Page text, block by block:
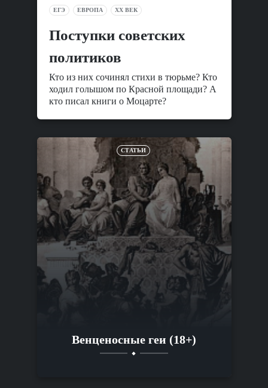
ЕГЭ ЕВРОПА XX ВЕК
Поступки советских
политиков
Кто из них сочинял стихи в тюрьме? Кто
ходил голышом по Красной площади? А
кто писал книги о Моцарте?
СТАТЬИ
Венценосные геи (18+)